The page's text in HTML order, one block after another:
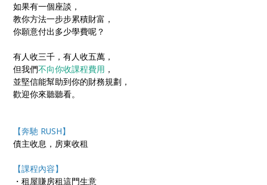
如果有一個座談，
教你方法一步步累積財富，
你願意付出多少學費呢？
有人收三千，有人收五萬，
但我們不向你收課程費用 ，
並堅信能幫助到你的財務規劃，
歡迎你來聽聽看。
【奔馳 RUSH】
債主收息，房東收租
【課程內容】
・租屋賺房租這門生意